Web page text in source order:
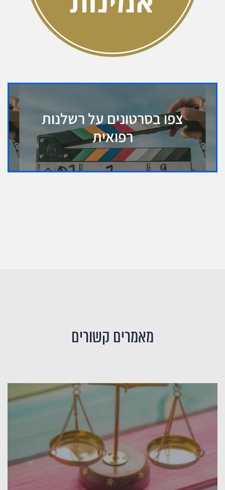
צפו בסרטונים על רשלנות
רפואית
מאמרים קשורים